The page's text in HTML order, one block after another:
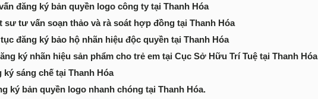
đăng ký bản quyền logo công ty tại Thanh Hóa
sư tư vấn soạn thảo và rà soát hợp đồng tại Thanh Hóa
đăng ký bảo hộ nhãn hiệu độc quyền tại Thanh Hóa
ký nhãn hiệu sản phẩm cho trẻ em tại Cục Sở Hữu Trí Tuệ tại Thanh Hóa
ký sáng chế tại Thanh Hóa
ký bản quyền logo nhanh chóng tại Thanh Hóa.